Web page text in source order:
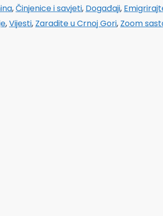
,Činjenice i savjeti, Događaji,
,Vijesti, Zaradite u Crnoj Gori, Zoom